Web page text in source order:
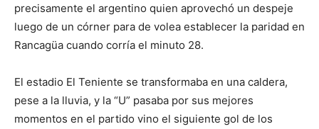
precisamente el argentino quien aprovechó un despeje
luego de un córner para de volea establecer la paridad en
Rancagüa cuando corría el minuto 28.
El estadio El Teniente se transformaba en una caldera,
pese a la lluvia, y la “U” pasaba por sus mejores
momentos en el partido vino el siguiente gol de los